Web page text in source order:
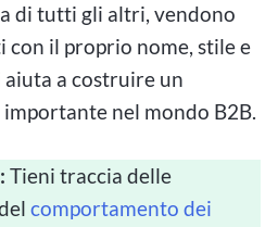
di tutti gli altri, vendono
il proprio nome, stile e
a costruire un
nel mondo B2B.
Tieni traccia delle
comportamento dei